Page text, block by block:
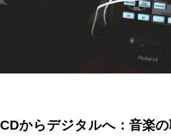
CDからデジタルへ：音楽